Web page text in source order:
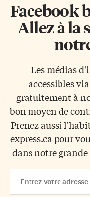
Facebook
Allez à la
Les médias
accessibles
gratuitement à
bon moyen de
Prenez aussi
express.ca pour
dans notre
Address